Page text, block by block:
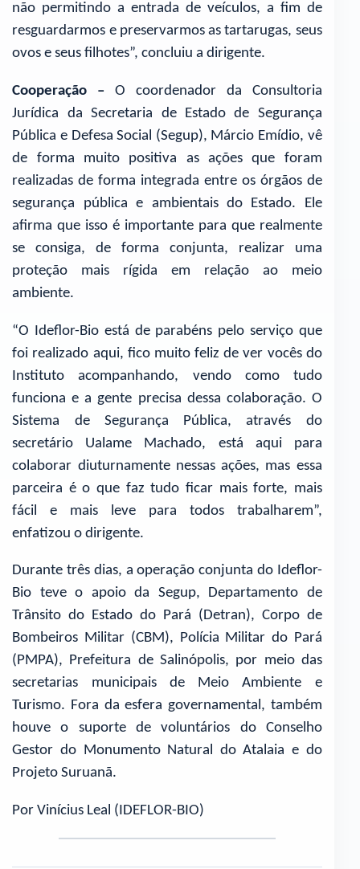
não permitindo a entrada de veículos, a fim de
resguardarmos e preservarmos as tartarugas, seus
ovos e seus filhotes”, concluiu a dirigente.
Cooperação – O coordenador da Consultoria
Jurídica da Secretaria de Estado de Segurança
Pública e Defesa Social (Segup), Márcio Emídio, vê
de forma muito positiva as ações que foram
realizadas de forma integrada entre os órgãos de
segurança pública e ambientais do Estado. Ele
afirma que isso é importante para que realmente
se consiga, de forma conjunta, realizar uma
proteção mais rígida em relação ao meio
ambiente.
“O Ideflor-Bio está de parabéns pelo serviço que
foi realizado aqui, fico muito feliz de ver vocês do
Instituto acompanhando, vendo como tudo
funciona e a gente precisa dessa colaboração. O
Sistema de Segurança Pública, através do
secretário Ualame Machado, está aqui para
colaborar diuturnamente nessas ações, mas essa
parceira é o que faz tudo ficar mais forte, mais
fácil e mais leve para todos trabalharem”,
enfatizou o dirigente.
Durante três dias, a operação conjunta do Ideflor-
Bio teve o apoio da Segup, Departamento de
Trânsito do Estado do Pará (Detran), Corpo de
Bombeiros Militar (CBM), Polícia Militar do Pará
(PMPA), Prefeitura de Salinópolis, por meio das
secretarias municipais de Meio Ambiente e
Turismo. Fora da esfera governamental, também
houve o suporte de voluntários do Conselho
Gestor do Monumento Natural do Atalaia e do
Projeto Suruanã.
Por Vinícius Leal (IDEFLOR-BIO)